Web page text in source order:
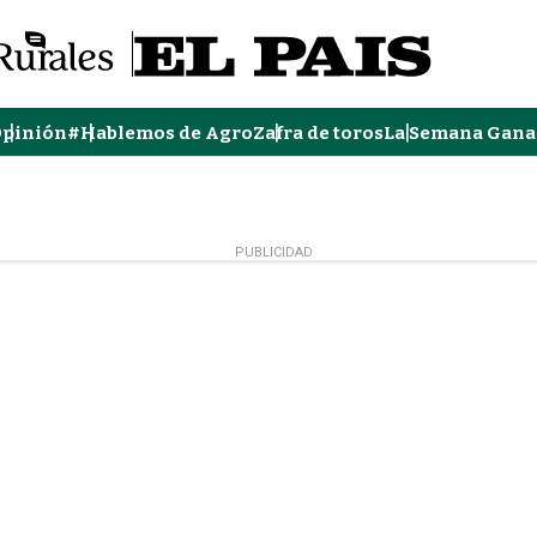
#Hablemos de AgroZafra de torosLa Semana
PUBLICIDAD